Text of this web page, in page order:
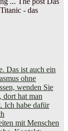
- das
Das ist auch ein
ohne
wenden Sie
dort hat man
Ich habe dafür
mit Menschen